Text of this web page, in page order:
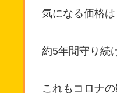
気になる価格は
約5年間守り続
これもコロナ